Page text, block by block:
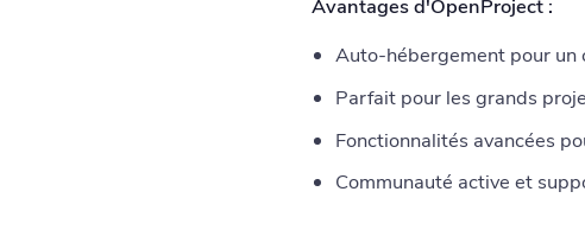
Avantages d'OpenProject :
Auto-hébergement pour un
Parfait pour les grands
Fonctionnalités avancées
Communauté active et